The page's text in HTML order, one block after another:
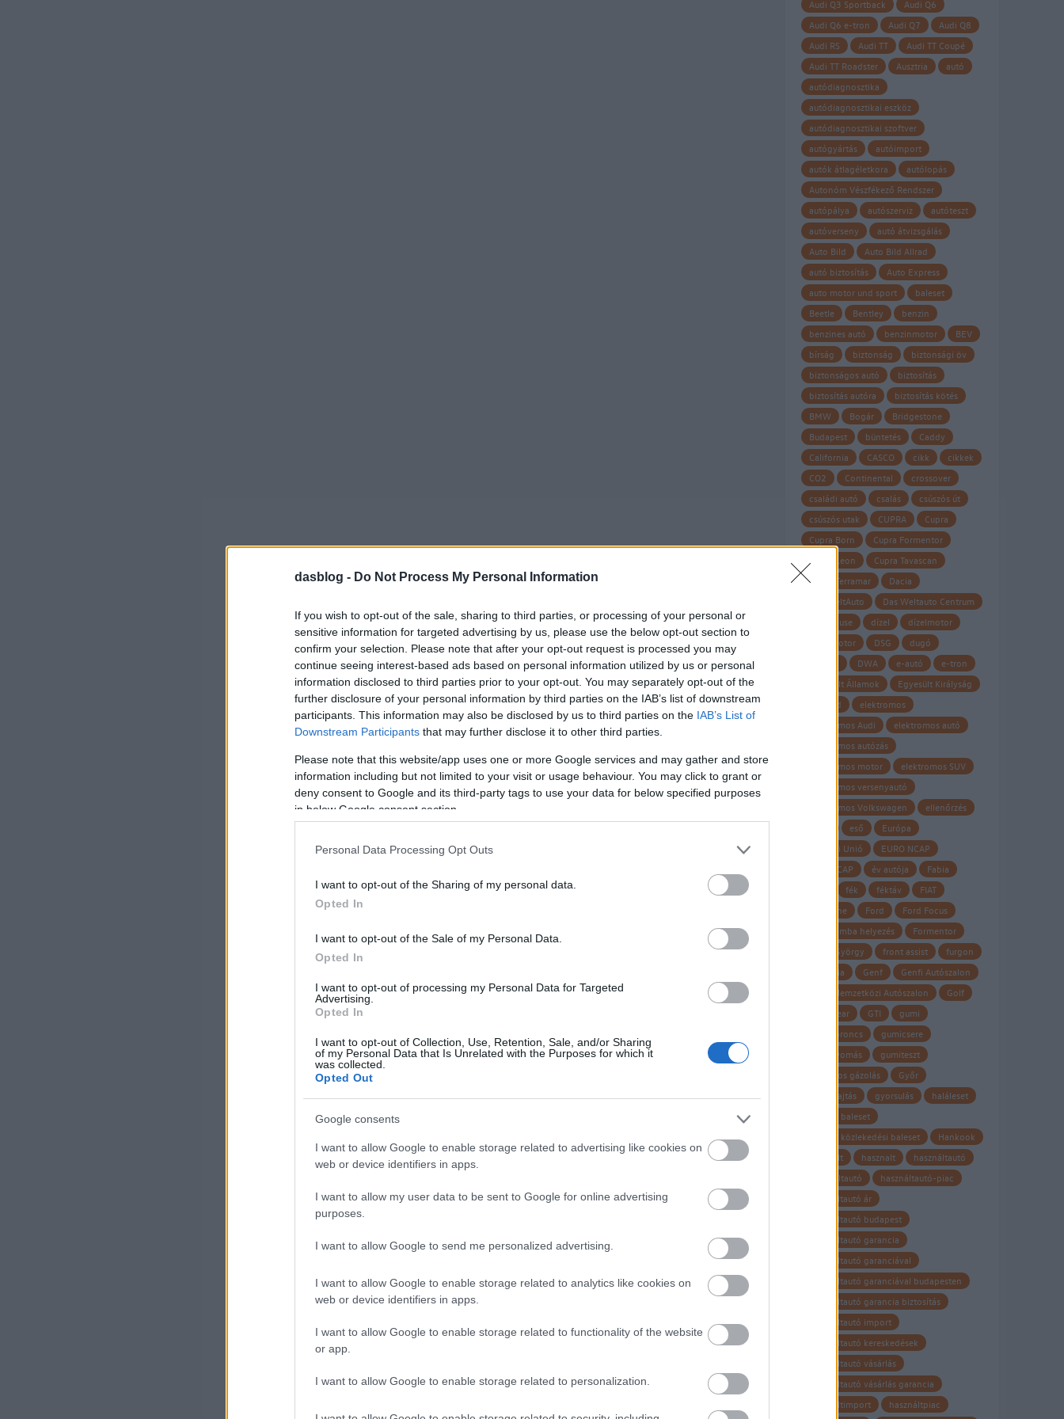
dasblog - Do Not Process My Personal Information
If you wish to opt-out of the sale, sharing to third parties, or processing of your personal or
sensitive information for targeted advertising by us, please use the below opt-out section to
confirm your selection. Please note that after your opt-out request is processed you may
continue seeing interest-based ads based on personal information utilized by us or personal
information disclosed to third parties prior to your opt-out. You may separately opt-out of the
further disclosure of your personal information by third parties on the IAB’s list of downstream
participants. This information may also be disclosed by us to third parties on the IAB’s List of
Downstream Participants that may further disclose it to other third parties.
Please note that this website/app uses one or more Google services and may gather and store
information including but not limited to your visit or usage behaviour. You may click to grant or
deny consent to Google and its third-party tags to use your data for below specified purposes
in below Google consent section.
Personal Data Processing Opt Outs
I want to opt-out of the Sharing of my personal data.
Opted In
I want to opt-out of the Sale of my Personal Data.
Opted In
I want to opt-out of processing my Personal Data for Targeted
Advertising.
Opted In
I want to opt-out of Collection, Use, Retention, Sale, and/or Sharing
of my Personal Data that Is Unrelated with the Purposes for which it
was collected.
Opted Out
Google consents
I want to allow Google to enable storage related to advertising like cookies on
web or device identifiers in apps.
I want to allow my user data to be sent to Google for online advertising
purposes.
I want to allow Google to send me personalized advertising.
I want to allow Google to enable storage related to analytics like cookies on
web or device identifiers in apps.
I want to allow Google to enable storage related to functionality of the website
or app.
I want to allow Google to enable storage related to personalization.
Audi Q3 Sportback
Audi Q6
Audi Q6 e-tron
Audi Q7
Audi Q8
Audi RS
Audi TT
Audi TT Coupé
Audi TT Roadster
Ausztria
autó
autódiagnosztika
autódiagnosztikai eszköz
autódiagnosztikai szoftver
autógyártás
autóimport
autók átlagéletkora
autólopás
Autonóm Vészfékező Rendszer
autópálya
autószerviz
autóteszt
autóverseny
autó átvizsgálás
Auto Bild
Auto Bild Allrad
autó biztosítás
Auto Express
auto motor und sport
baleset
Beetle
Bentley
benzin
benzines autó
benzinmotor
BEV
bírság
biztonság
biztonsági öv
biztonságos autó
biztosítás
biztosítás autóra
biztosítás kötés
BMW
Bogár
Bridgestone
Budapest
büntetés
Caddy
California
CASCO cikk
cikkek
CO2
Continental
crossover
családi autó
csalás
csúszós út
csúszós utak
CUPRA
Cupra
Cupra Born
Cupra Formentor
Cupra Leon
Cupra Tavascan
Cupra Terramar
Dacia
Das WeltAuto
Das Weltauto Centrum
Datahouse
dízel
dízelmotor
dízel motor
DSG
dugó
DWA e-autó
e-tron
Egyesült Államok
Egyesült Királyság
eHybrid
elektromos
elektromos Audi
elektromos autó
elektromos autózás
elektromos motor
elektromos SUV
elektromos versenyautó
elektromos Volkswagen
ellenőrzés
eső
Európa
Európai Unió
EURO NCAP
Euro NCAP
év autója
Fabia
fék féktáv
FIAT
Firestone
Ford
Ford Focus
forgalomba helyezés
Formentor
Frank György
front assist
furgon
garancia
Genf
Genfi Autószalon
Genfi Nemzetközi Autószalon
Golf
Goodyear
GTI
gumi
gumiabroncs
gumicsere
guminyomás
gumiteszt
gyalogos gázolás
Győr
gyorshajtás
gyorsulás
haláleset
halálos baleset
halálos közlekedési baleset
Hankook
használt
hasznalt
használtautó
Használtautó
használtautó-piac
használtautó ár
használtautó budapest
használtautó garancia
használtautó garanciával
használtautó garanciával budapesten
használtautó garancia biztosítás
használtautó import
használtautó kereskedések
használtautó vásárlás
használtautó vásárlás garancia
használtimport
használtpiac